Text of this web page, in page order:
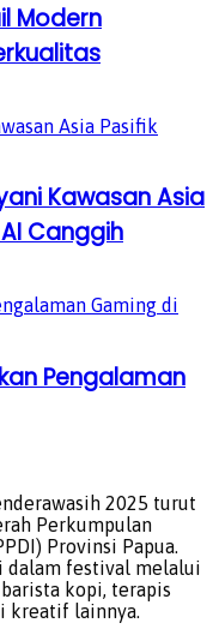
Modern
Kawasan Asia
Canggih
Pengalaman
2025 turut
Perkumpulan
Provinsi Papua.
dalam festival melalui
kopi, terapis
kreatif lainnya.